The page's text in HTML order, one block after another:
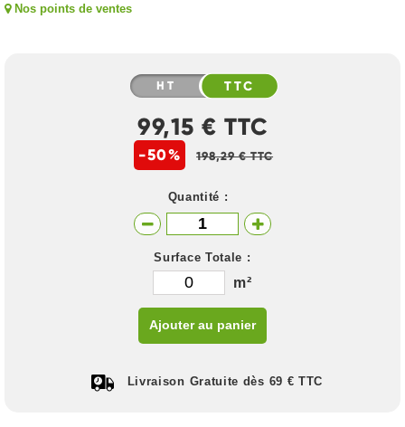
Nos points de ventes
HT TTC
99,15 € TTC
-50% 198,29 € TTC
Quantité :
Surface Totale :
m²
Ajouter au panier
Livraison Gratuite dès 69 € TTC